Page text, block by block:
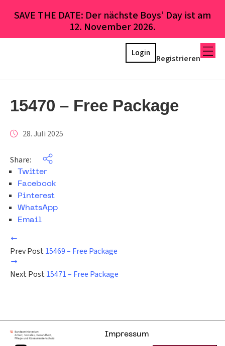
SAVE THE DATE: Der nächste Boys’ Day ist am
12. November 2026.
Registrieren
Login
15470 – Free Package
28. Juli 2025
Share:
Twitter
Facebook
Pinterest
WhatsApp
Email
Prev Post 15469 – Free Package
Next Post 15471 – Free Package
Impressum